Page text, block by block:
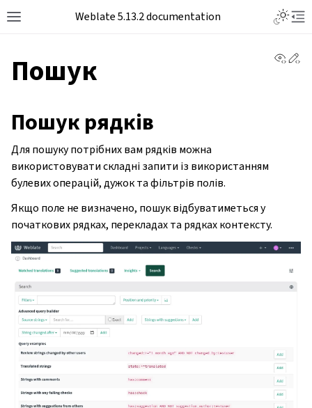
Toggle site navigation sidebar
Weblate 5.13.2 documentation
Пошук
Пошук рядків
Для пошуку потрібних вам рядків можна
використовувати складні запити із використанням
булевих операцій, дужок та фільтрів полів.
Якщо поле не визначено, пошук відбуватиметься у
початкових рядках, перекладах та рядках контексту.